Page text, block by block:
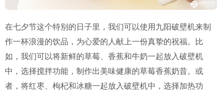
在七夕节这个特别的日子里，我们可以使用九阳破壁机来制
作一杯浪漫的饮品，为心爱的人献上一份真挚的祝福。比
如，我们可以将新鲜的草莓、香蕉和牛奶一起放入破壁机
中，选择搅拌功能，制作出美味健康的草莓香蕉奶昔。或
者，将红枣、枸杞和冰糖一起放入破壁机中，选择加热功